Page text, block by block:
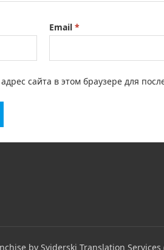
Email *
сайта в этом браузере для
by Sviderski Translation Services